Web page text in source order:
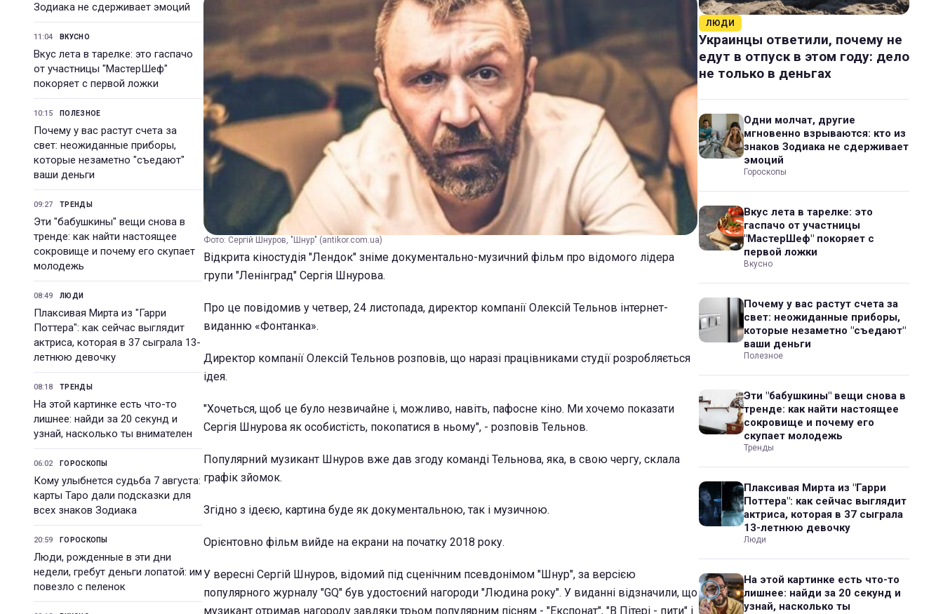
Зодиака не сдерживает эмоций
11:04 ВКУСНО
Вкус лета в тарелке: это гаспачо
от участницы "МастерШеф"
покоряет с первой ложки
10:15 ПОЛЕЗНОЕ
Почему у вас растут счета за
свет: неожиданные приборы,
которые незаметно "съедают"
ваши деньги
09:27 ТРЕНДЫ
Эти "бабушкины" вещи снова в
тренде: как найти настоящее
сокровище и почему его скупает
молодежь
08:49 ЛЮДИ
Плаксивая Мирта из "Гарри
Поттера": как сейчас выглядит
актриса, которая в 37 сыграла 13-
летнюю девочку
08:18 ТРЕНДЫ
На этой картинке есть что-то
лишнее: найди за 20 секунд и
узнай, насколько ты внимателен
06:02 ГОРОСКОПЫ
Кому улыбнется судьба 7 августа:
карты Таро дали подсказки для
всех знаков Зодиака
20:59 ГОРОСКОПЫ
Люди, рожденные в эти дни
недели, гребут деньги лопатой: им
повезло с пеленок
Фото: Сергій Шнуров, "Шнур" (antikor.com.ua)
Відкрита кіностудія "Лендок" зніме документально-музичний фільм про відомого лідера
групи "Ленінград" Сергія Шнурова.
Про це повідомив у четвер, 24 листопада, директор компанії Олексій Тельнов інтернет-
виданню «Фонтанка».
Директор компанії Олексій Тельнов розповів, що наразі працівниками студії розробляється
ідея.
"Хочеться, щоб це було незвичайне і, можливо, навіть, пафосне кіно. Ми хочемо показати
Сергія Шнурова як особистість, покопатися в ньому", - розповів Тельнов.
Популярний музикант Шнуров вже дав згоду команді Тельнова, яка, в свою чергу, склала
графік зйомок.
Згідно з ідеєю, картина буде як документальною, так і музичною.
Орієнтовно фільм вийде на екрани на початку 2018 року.
У вересні Сергій Шнуров, відомий під сценічним псевдонімом "Шнур", за версією
популярного журналу "GQ" був удостоєний нагороди "Людина року". У виданні відзначили, що
музикант отримав нагороду завдяки трьом популярним пісням - "Експонат", "В Пітері - пити" і
ЛЮДИ
Украинцы ответили, почему не
едут в отпуск в этом году: дело
не только в деньгах
Одни молчат, другие
мгновенно взрываются: кто из
знаков Зодиака не сдерживает
эмоций
Гороскопы
Вкус лета в тарелке: это
гаспачо от участницы
"МастерШеф" покоряет с
первой ложки
Вкусно
Почему у вас растут счета за
свет: неожиданные приборы,
которые незаметно "съедают"
ваши деньги
Полезное
Эти "бабушкины" вещи снова в
тренде: как найти настоящее
сокровище и почему его
скупает молодежь
Тренды
Плаксивая Мирта из "Гарри
Поттера": как сейчас выглядит
актриса, которая в 37 сыграла
13-летнюю девочку
Люди
На этой картинке есть что-то
лишнее: найди за 20 секунд и
узнай, насколько ты